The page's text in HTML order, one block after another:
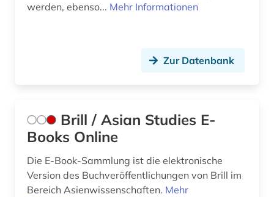
werden, ebenso... Mehr Informationen
Zur Datenbank
Brill / Asian Studies E-
Books Online
Die E-Book-Sammlung ist die elektronische
Version des Buchveröffentlichungen von Brill im
Bereich Asienwissenschaften. Mehr